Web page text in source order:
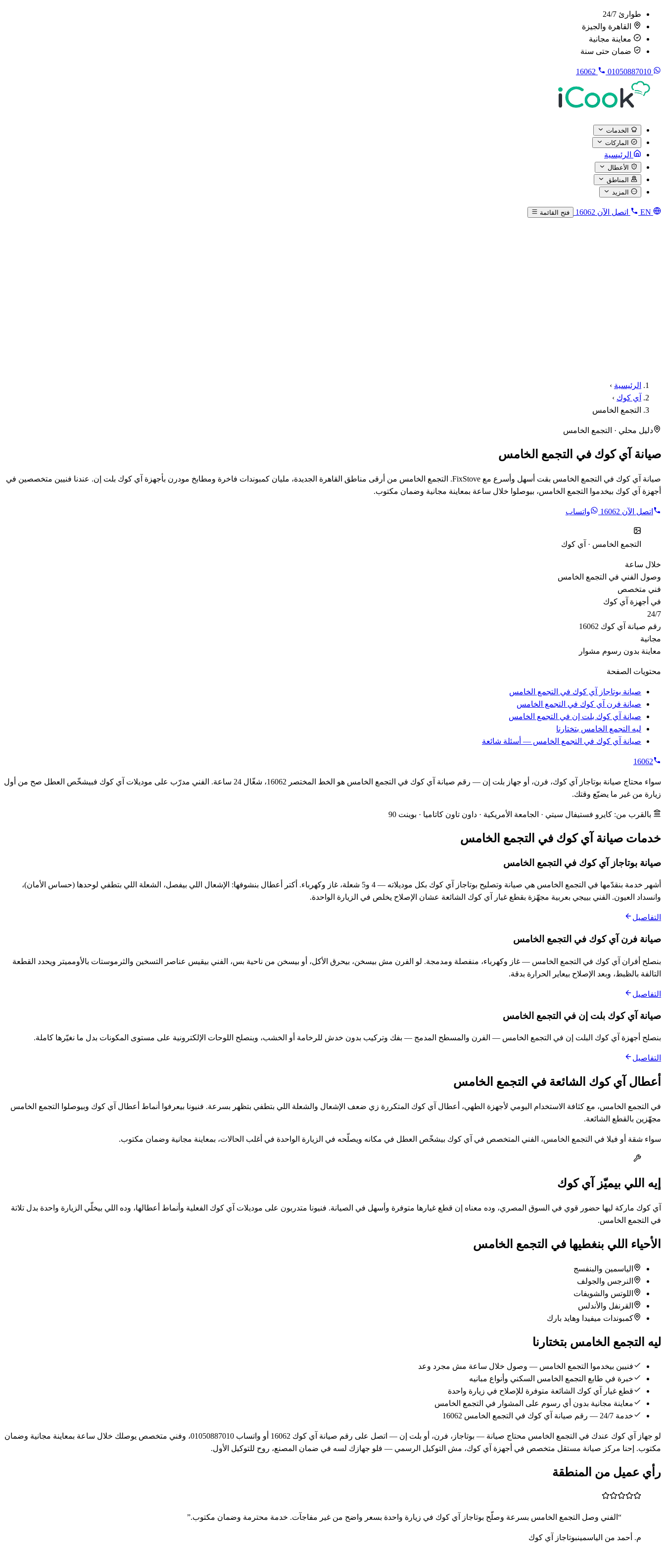
طوارئ 24/7
القاهرة والجيزة
معاينة مجانية
ضمان حتى سنة
01050887010
16062
الخدمات
الماركات
الرئيسية
الأعطال
المناطق
المزيد
EN اتصل الآن 16062 فتح القائمة
الرئيسية ›
آي كوك ›
التجمع الخامس
دليل محلي · التجمع الخامس
صيانة آي كوك في التجمع الخامس
صيانة آي كوك في التجمع الخامس بقت أسهل وأسرع مع FixStove. التجمع الخامس من أرقى مناطق القاهرة الجديدة، مليان كمبوندات فاخرة ومطابخ مودرن بأجهزة آي كوك بلت إن. عندنا فنيين متخصصين في
أجهزة آي كوك بيخدموا التجمع الخامس، بيوصلوا خلال ساعة بمعاينة مجانية وضمان مكتوب.
اتصل الآن 16062 واتساب
التجمع الخامس · آي كوك
خلال ساعة
وصول الفني في التجمع الخامس
فني متخصص
في أجهزة آي كوك
24/7
رقم صيانة آي كوك 16062
مجانية
معاينة بدون رسوم مشوار
محتويات الصفحة
صيانة بوتاجاز آي كوك في التجمع الخامس
صيانة فرن آي كوك في التجمع الخامس
صيانة آي كوك بلت إن في التجمع الخامس
ليه التجمع الخامس بتختارنا
صيانة آي كوك في التجمع الخامس — أسئلة شائعة
16062
سواء محتاج صيانة بوتاجاز آي كوك، فرن، أو جهاز بلت إن — رقم صيانة آي كوك في التجمع الخامس هو الخط المختصر 16062، شغّال 24 ساعة. الفني مدرّب على موديلات آي كوك فبيشخّص العطل صح من أول
زيارة من غير ما يضيّع وقتك.
بالقرب من: كايرو فستيفال سيتي · الجامعة الأمريكية · داون تاون كاتاميا · بوينت 90
خدمات صيانة آي كوك في التجمع الخامس
صيانة بوتاجاز آي كوك في التجمع الخامس
أشهر خدمة بنقدّمها في التجمع الخامس هي صيانة وتصليح بوتاجاز آي كوك بكل موديلاته — 4 و5 شعلة، غاز وكهرباء. أكتر أعطال بنشوفها: الإشعال اللي بيفصل، الشعلة اللي بتطفي لوحدها (حساس الأمان)،
وانسداد العيون. الفني بييجي بعربية مجهّزة بقطع غيار آي كوك الشائعة عشان الإصلاح يخلص في الزيارة الواحدة.
التفاصيل
صيانة فرن آي كوك في التجمع الخامس
بنصلح أفران آي كوك في التجمع الخامس — غاز وكهرباء، منفصلة ومدمجة. لو الفرن مش بيسخن، بيحرق الأكل، أو بيسخن من ناحية بس، الفني بيقيس عناصر التسخين والثرموستات بالأومميتر ويحدد القطعة
التالفة بالظبط، وبعد الإصلاح بيعاير الحرارة بدقة.
التفاصيل
صيانة آي كوك بلت إن في التجمع الخامس
بنصلح أجهزة آي كوك البلت إن في التجمع الخامس — الفرن والمسطح المدمج — بفك وتركيب بدون خدش للرخامة أو الخشب، وبنصلح اللوحات الإلكترونية على مستوى المكونات بدل ما نغيّرها كاملة.
التفاصيل
أعطال آي كوك الشائعة في التجمع الخامس
في التجمع الخامس، مع كثافة الاستخدام اليومي لأجهزة الطهي، أعطال آي كوك المتكررة زي ضعف الإشعال والشعلة اللي بتطفي بتظهر بسرعة. فنيونا بيعرفوا أنماط أعطال آي كوك وبيوصلوا التجمع الخامس
مجهّزين بالقطع الشائعة.
سواء شقة أو فيلا في التجمع الخامس، الفني المتخصص في آي كوك بيشخّص العطل في مكانه ويصلّحه في الزيارة الواحدة في أغلب الحالات، بمعاينة مجانية وضمان مكتوب.
إيه اللي بيميّز آي كوك
آي كوك ماركة ليها حضور قوي في السوق المصري، وده معناه إن قطع غيارها متوفرة وأسهل في الصيانة. فنيونا متدربون على موديلات آي كوك الفعلية وأنماط أعطالها، وده اللي بيخلّي الزيارة واحدة بدل تلاتة
في التجمع الخامس.
الأحياء اللي بنغطيها في التجمع الخامس
الياسمين والبنفسج
النرجس والجولف
اللوتس والشويفات
القرنفل والأندلس
كمبوندات ميفيدا وهايد بارك
ليه التجمع الخامس بتختارنا
فنيين بيخدموا التجمع الخامس — وصول خلال ساعة مش مجرد وعد
خبرة في طابع التجمع الخامس السكني وأنواع مبانيه
قطع غيار آي كوك الشائعة متوفرة للإصلاح في زيارة واحدة
معاينة مجانية بدون أي رسوم على المشوار في التجمع الخامس
خدمة 24/7 — رقم صيانة آي كوك في التجمع الخامس 16062
لو جهاز آي كوك عندك في التجمع الخامس محتاج صيانة — بوتاجاز، فرن، أو بلت إن — اتصل على رقم صيانة آي كوك 16062 أو واتساب 01050887010، وفني متخصص يوصلك خلال ساعة بمعاينة مجانية وضمان
مكتوب. إحنا مركز صيانة مستقل متخصص في أجهزة آي كوك، مش التوكيل الرسمي — فلو جهازك لسه في ضمان المصنع، روح للتوكيل الأول.
رأي عميل من المنطقة
“الفني وصل التجمع الخامس بسرعة وصلّح بوتاجاز آي كوك في زيارة واحدة بسعر واضح من غير مفاجآت. خدمة محترمة وضمان مكتوب.”
م. أحمد من الياسمينبوتاجاز آي كوك